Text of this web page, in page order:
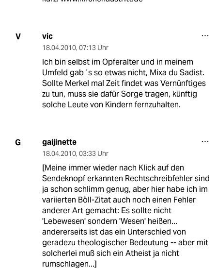
V vic
18.04.2010, 07:13 Uhr
Ich bin selbst im Opferalter und in meinem
Umfeld gab´s so etwas nicht, Mixa du Sadist.
Sollte Merkel mal Zeit findet was Vernünftiges
zu tun, muss sie dafür Sorge tragen, künftig
solche Leute von Kindern fernzuhalten.
G gaijinette
18.04.2010, 03:33 Uhr
[Meine immer wieder nach Klick auf den
Sendeknopf erkannten Rechtschreibfehler sind
ja schon schlimm genug, aber hier habe ich im
variierten Böll-Zitat auch noch einen Fehler
anderer Art gemacht: Es sollte nicht
'Lebewesen' sondern 'Wesen' heißen...
andererseits ist das ein Unterschied von
geradezu theologischer Bedeutung -- aber mit
solcherlei muß sich ein Atheist ja nicht
rumschlagen...]